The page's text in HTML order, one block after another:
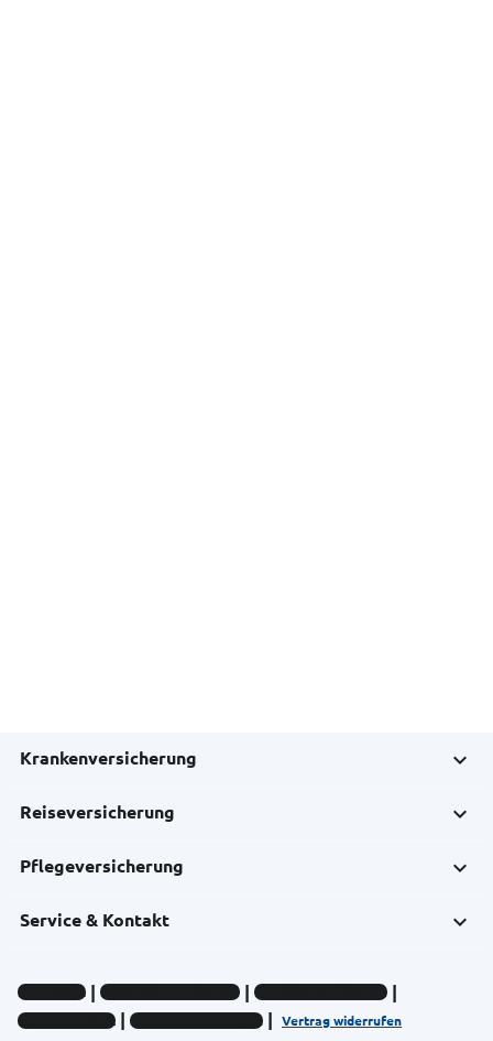
Krankenversicherung
Reiseversicherung
Pflegeversicherung
Service & Kontakt
Impressum Datenschutz-Hinweise
Compliance-Hinweise
Barrierefreiheit
Cookie-Einstellungen Vertrag widerrufen